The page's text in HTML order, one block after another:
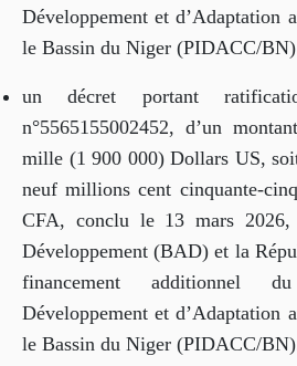
Développement et d’Adaptation
le Bassin du Niger (PIDACC/
un décret portant
n°5565155002452, d’un
mille (1 900 000) Dollars US,
neuf millions cent cinquante-
CFA, conclu le 13 mars
Développement (BAD) et la
financement additionnel
Développement et d’Adaptation
le Bassin du Niger (PIDACC/